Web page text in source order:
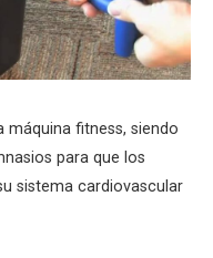
máquina fitness, siendo
para que los
sistema cardiovascular